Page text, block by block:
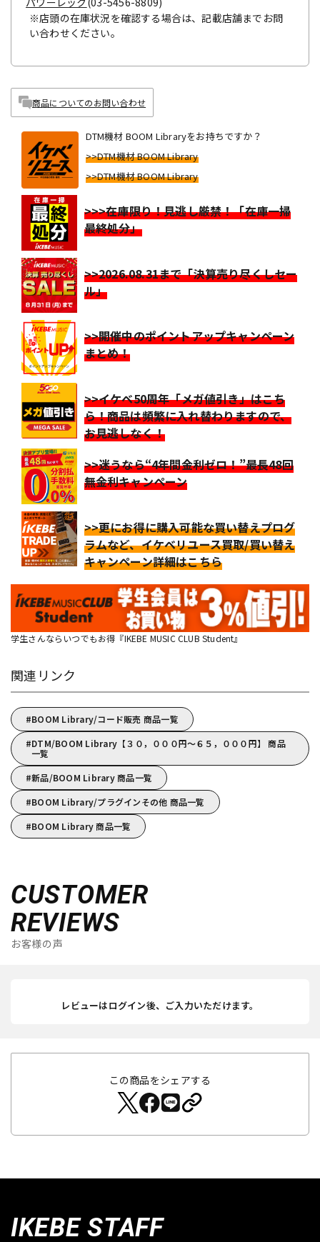
※店頭の在庫状況を確認する場合は、記載店舗までお問
い合わせください。
商品についてのお問い合わせ
DTM機材 BOOM Libraryをお持ちですか？
>>DTM機材 BOOM Library
>>DTM機材 BOOM Library
>>>在庫限り！見逃し厳禁！「在庫一掃
最終処分」
>>2026.08.31まで「決算売り尽くしセー
ル」
>>開催中のポイントアップキャンペーン
まとめ！
>>イケベ50周年「メガ値引き」はこち
ら！商品は頻繁に入れ替わりますので、
お見逃しなく！
>>迷うなら“4年間金利ゼロ！”最長48回
無金利キャンペーン
>>更にお得に購入可能な買い替えプログ
ラムなど、イケベリユース買取/買い替え
キャンペーン詳細はこちら
学生さんならいつでもお得『IKEBE MUSIC CLUB Student』
関連リンク
BOOM Library/コード販売 商品一覧
DTM/BOOM Library【３０，０００円～６５，０００円】 商品
一覧
新品/BOOM Library 商品一覧
BOOM Library/プラグインその他 商品一覧
BOOM Library 商品一覧
CUSTOMER
REVIEWS
お客様の声
レビューはログイン後、ご入力いただけます。
この商品をシェアする
IKEBE STAFF